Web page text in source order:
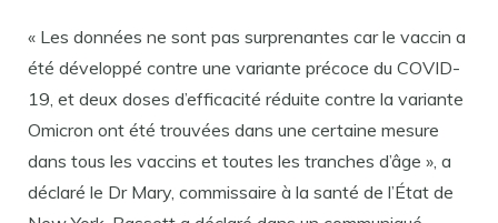
« Les données ne sont pas surprenantes car le vaccin a
été développé contre une variante précoce du COVID-
19, et deux doses d’efficacité réduite contre la variante
Omicron ont été trouvées dans une certaine mesure
dans tous les vaccins et toutes les tranches d’âge », a
déclaré le Dr Mary, commissaire à la santé de l’État de